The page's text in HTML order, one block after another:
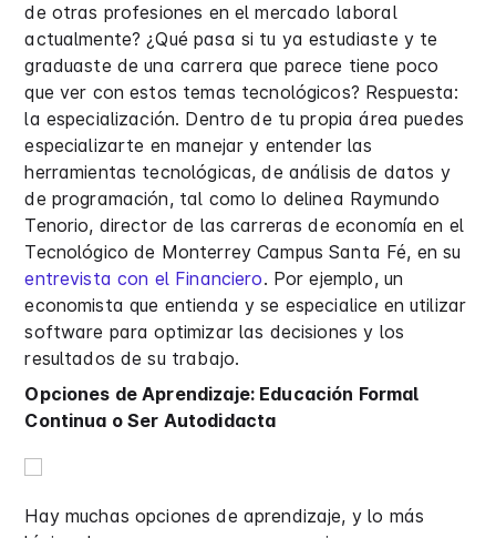
de otras profesiones en el mercado laboral
actualmente? ¿Qué pasa si tu ya estudiaste y te
graduaste de una carrera que parece tiene poco
que ver con estos temas tecnológicos? Respuesta:
la especialización. Dentro de tu propia área puedes
especializarte en manejar y entender las
herramientas tecnológicas, de análisis de datos y
de programación, tal como lo delinea Raymundo
Tenorio, director de las carreras de economía en el
Tecnológico de Monterrey Campus Santa Fé, en su
entrevista con el Financiero. Por ejemplo, un
economista que entienda y se especialice en utilizar
software para optimizar las decisiones y los
resultados de su trabajo.
Opciones de Aprendizaje: Educación Formal
Continua o Ser Autodidacta
Hay muchas opciones de aprendizaje, y lo más